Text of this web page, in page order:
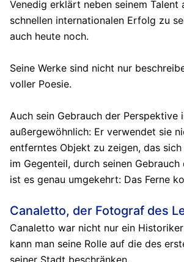
Venedig erklärt neben seinem Talent
schnellen internationalen Erfolg zu
auch heute noch.
Seine Werke sind nicht nur
voller Poesie.
Auch sein Gebrauch der Perspektive
außergewöhnlich: Er verwendet sie
entferntes Objekt zu zeigen, das
im Gegenteil, durch seinen
ist es genau umgekehrt: Das Ferne
Canaletto, der Fotograf des
Canaletto war nicht nur ein
kann man seine Rolle auf die des